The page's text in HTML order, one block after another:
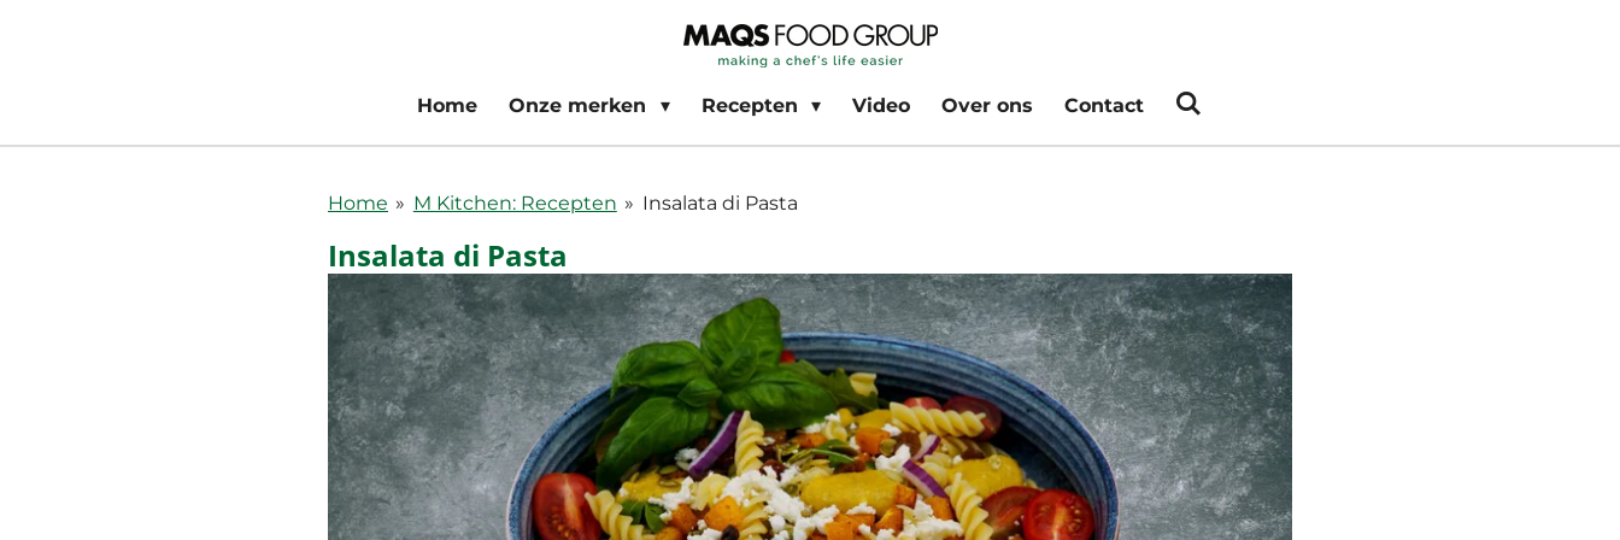
hoofdinhoud
Home Onze merken Recepten Video Over ons Contact
Home » M Kitchen: Recepten » Insalata di Pasta
Insalata di Pasta